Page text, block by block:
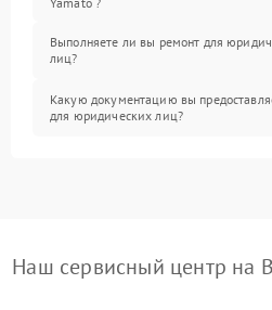
Выполняете ли вы ремонт для
лиц?
Какую документацию вы
для юридических лиц?
Наш сервисный центр на